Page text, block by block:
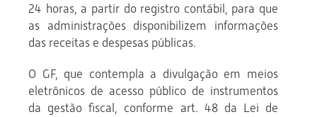
24 horas, a partir do registro contábil, para que
as administrações disponibilizem informações
das receitas e despesas públicas.
O GF, que contempla a divulgação em meios
eletrônicos de acesso público de instrumentos
da gestão fiscal, conforme art. 48 da Lei de